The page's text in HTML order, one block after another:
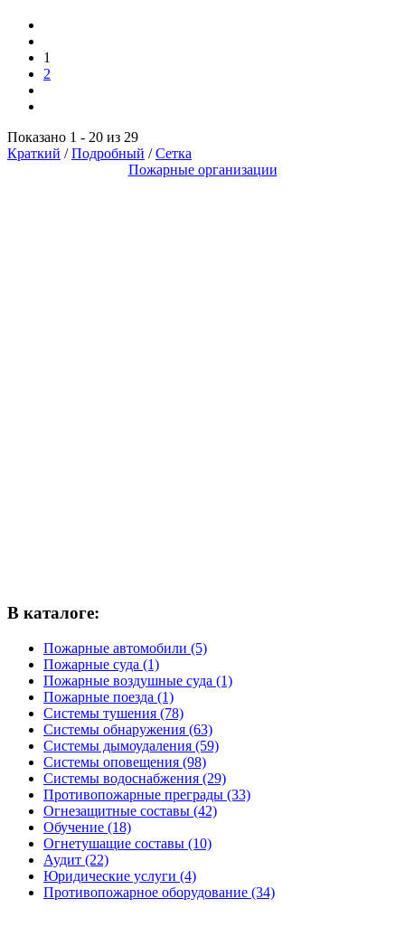
1
2
Показано 1 - 20 из 29
Краткий /Подробный /Сетка
Пожарные организации
В каталоге:
Пожарные автомобили (5)
Пожарные суда (1)
Пожарные воздушные суда (1)
Пожарные поезда (1)
Системы тушения (78)
Системы обнаружения (63)
Системы дымоудаления (59)
Системы оповещения (98)
Системы водоснабжения (29)
Противопожарные преграды (33)
Огнезащитные составы (42)
Обучение (18)
Огнетушащие составы (10)
Аудит (22)
Юридические услуги (4)
Противопожарное оборудование (34)